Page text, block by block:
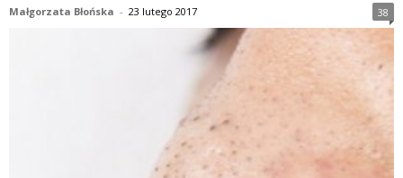
Małgorzata Błońska - 23 lutego 2017 38